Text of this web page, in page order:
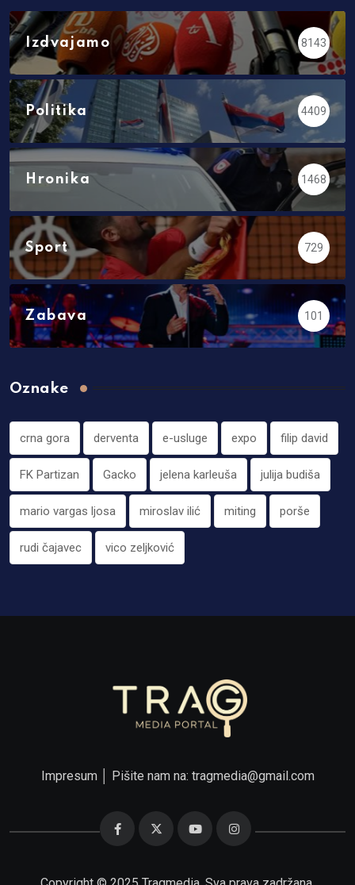
Izdvajamo 8143
Politika 4409
Hronika 1468
Sport 729
Zabava 101
Oznake
crna gora derventa e-usluge expo filip david
FK Partizan Gacko jelena karleuša julija budiša
mario vargas ljosa miroslav ilić miting porše
rudi čajavec vico zeljković
Impresum│ Pišite nam na: tragmedia@gmail.com